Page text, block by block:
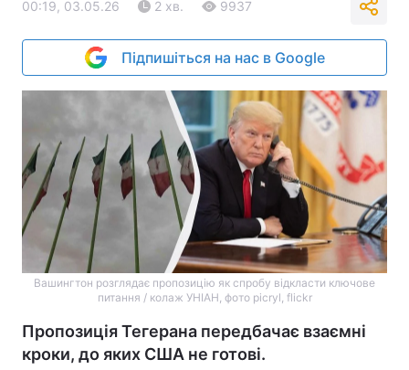
00:19, 03.05.26 2 хв. 9937
Підпишіться на нас в Google
Вашингтон розглядає пропозицію як спробу відкласти ключове
питання / колаж УНІАН, фото picryl, flickr
Пропозиція Тегерана передбачає взаємні
кроки, до яких США не готові.